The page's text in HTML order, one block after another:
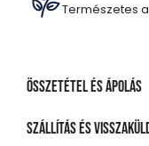
Természetes
Összetétel és ápolás
Szállítás és